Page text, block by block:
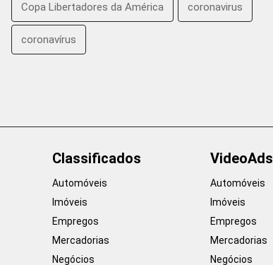
Copa Libertadores da América coronavirus
coronavírus
Classificados
Automóveis
Imóveis
Empregos
Mercadorias
Negócios
VideoAds
Automóveis
Imóveis
Empregos
Mercadorias
Negócios